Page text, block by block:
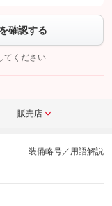
わせを
確認する
てください
販売店
装備略号／用語解説